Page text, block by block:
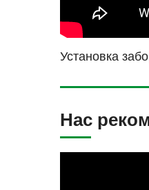
Установка
Нас